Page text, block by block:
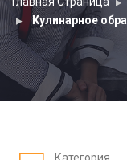
Кулинарное